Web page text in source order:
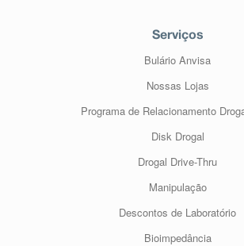
Serviços
Bulário Anvisa
Nossas Lojas
Programa de Relacionamento
Disk Drogal
Drogal Drive-Thru
Manipulação
Descontos de Laboratório
Bioimpedância